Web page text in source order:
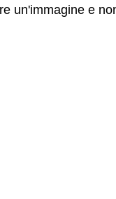
un'immagine e